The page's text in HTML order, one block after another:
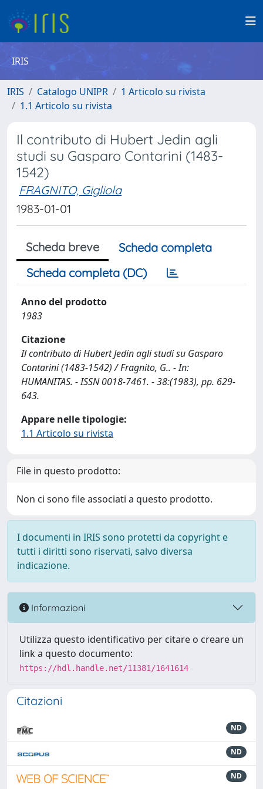
IRIS
IRIS Catalogo UNIPR
1 Articolo su rivista
1.1 Articolo su rivista
Il contributo di Hubert Jedin agli
studi su Gasparo Contarini (1483-
1542)
FRAGNITO, Gigliola
1983-01-01
Scheda breve
Scheda completa
Scheda completa (DC)
Anno del prodotto
1983
Citazione
Il contributo di Hubert Jedin agli studi su Gasparo
Contarini (1483-1542) / Fragnito, G.. - In:
HUMANITAS. - ISSN 0018-7461. - 38:(1983), pp. 629-
643.
Appare nelle tipologie:
1.1 Articolo su rivista
File in questo prodotto:
Non ci sono file associati a questo prodotto.
I documenti in IRIS sono protetti da copyright e
tutti i diritti sono riservati, salvo diversa
indicazione.
Informazioni
Utilizza questo identificativo per citare o creare un
link a questo documento:
https://hdl.handle.net/11381/1641614
Citazioni
ND
ND
ND